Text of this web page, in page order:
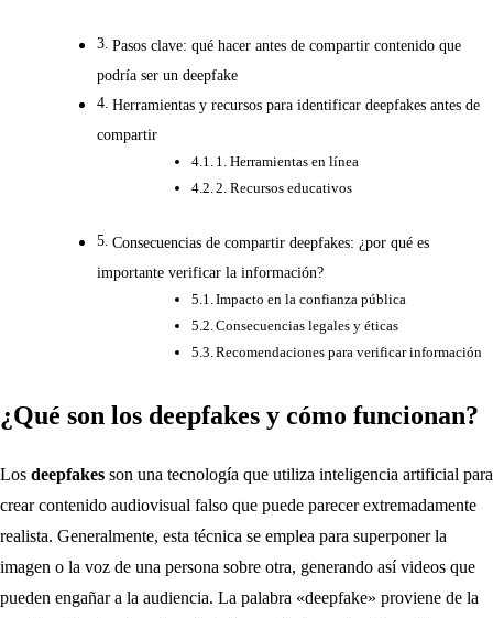
Pasos clave: qué hacer antes de compartir contenido que
podría ser un deepfake
Herramientas y recursos para identificar deepfakes antes de
compartir
1. Herramientas en línea
2. Recursos educativos
Consecuencias de compartir deepfakes: ¿por qué es
importante verificar la información?
Impacto en la confianza pública
Consecuencias legales y éticas
Recomendaciones para verificar información
¿Qué son los deepfakes y cómo funcionan?
Los deepfakes son una tecnología que utiliza inteligencia artificial para
crear contenido audiovisual falso que puede parecer extremadamente
realista. Generalmente, esta técnica se emplea para superponer la
imagen o la voz de una persona sobre otra, generando así videos que
pueden engañar a la audiencia. La palabra «deepfake» proviene de la